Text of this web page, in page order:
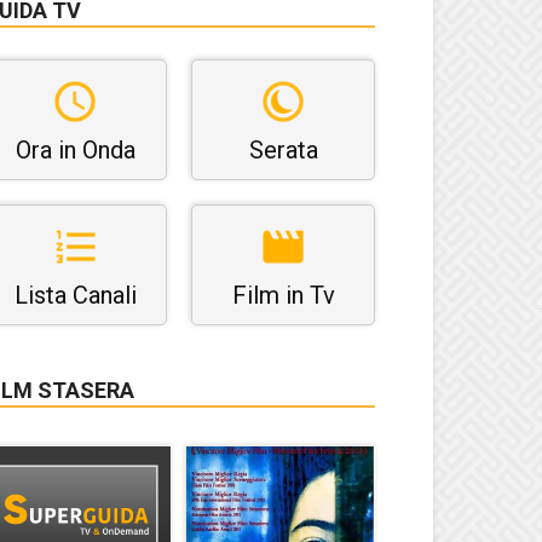
TV
Ora in Onda Serata
Lista Canali Film in Tv
STASERA